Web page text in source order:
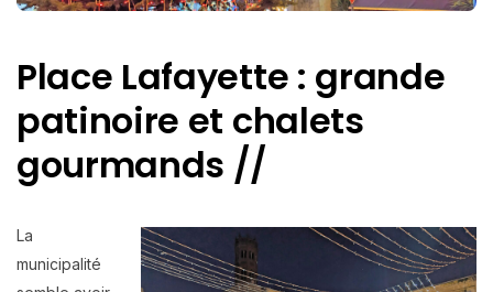
Place Lafayette : grande
patinoire et chalets
gourmands //
La
municipalité